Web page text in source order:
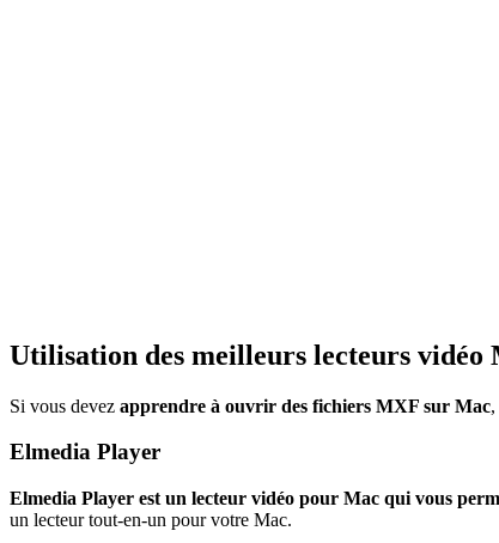
Utilisation des meilleurs lecteurs
Si vous devez apprendre à ouvrir des fichiers MXF sur Mac
Elmedia Player
Elmedia Player est un lecteur vidéo pour Mac qui vous
un lecteur tout-en-un pour votre Mac.